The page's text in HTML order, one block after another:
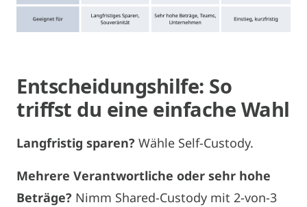
Entscheidungshilfe: So
triffst du eine einfache Wahl
Langfristig sparen? Wähle Self-Custody.
Mehrere Verantwortliche oder sehr hohe
Beträge? Nimm Shared-Custody mit 2-von-3